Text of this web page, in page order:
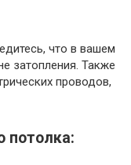
что в вашем
затопления. Также
проводов,
потолка: